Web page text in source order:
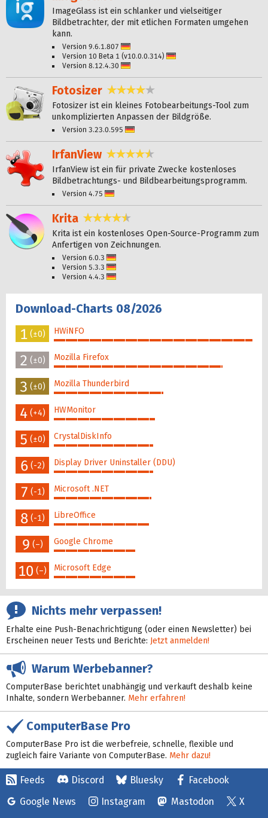
ImageGlass ist ein schlanker und vielseitiger
Bildbetrachter, der mit etlichen Formaten umgehen
kann.
Version 9.6.1.807
Version 10 Beta 1 (v10.0.0.314)
Version 8.12.4.30
Fotosizer 3,8 Sterne
Fotosizer ist ein kleines Fotobearbeitungs-Tool zum
unkomplizierten Anpassen der Bildgröße.
Version 3.23.0.595
IrfanView 4,7 Sterne
IrfanView ist ein für private Zwecke kostenloses
Bildbetrachtungs- und Bildbearbeitungsprogramm.
Version 4.75
Krita 4,7 Sterne
Krita ist ein kostenloses Open-Source-Programm zum
Anfertigen von Zeichnungen.
Version 6.0.3
Version 5.3.3
Version 4.4.3
Download-Charts 08/2026
1 (±0) HWiNFO
2 (±0) Mozilla Firefox
3 (±0) Mozilla Thunderbird
4 (+4) HWMonitor
5 (±0) CrystalDiskInfo
6 (-2) Display Driver Uninstaller (DDU)
7 (-1) Microsoft .NET
8 (-1) LibreOffice
9 (–) Google Chrome
10 (–) Microsoft Edge
Nichts mehr verpassen!
Erhalte eine Push-Benachrichtigung (oder einen Newsletter) bei
Erscheinen neuer Tests und Berichte: Jetzt anmelden!
Warum Werbebanner?
ComputerBase berichtet unabhängig und verkauft deshalb keine
Inhalte, sondern Werbebanner. Mehr erfahren!
ComputerBase Pro
ComputerBase Pro ist die werbefreie, schnelle, flexible und
zugleich faire Variante von ComputerBase. Mehr dazu!
Feeds Discord Bluesky
Facebook
Google News
Instagram Mastodon
X